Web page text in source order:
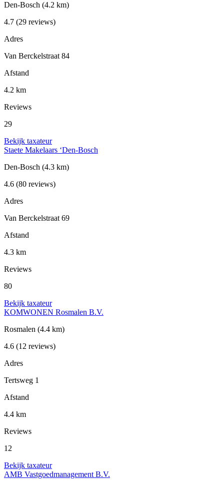
Den-Bosch (4.2 km)
4.7 (29 reviews)
Adres
Van Berckelstraat 84
Afstand
4.2 km
Reviews
29
Bekijk taxateur
Staete Makelaars ‘Den-Bosch
Den-Bosch (4.3 km)
4.6 (80 reviews)
Adres
Van Berckelstraat 69
Afstand
4.3 km
Reviews
80
Bekijk taxateur
KOMWONEN Rosmalen B.V.
Rosmalen (4.4 km)
4.6 (12 reviews)
Adres
Tertsweg 1
Afstand
4.4 km
Reviews
12
Bekijk taxateur
AMB Vastgoedmanagement B.V.